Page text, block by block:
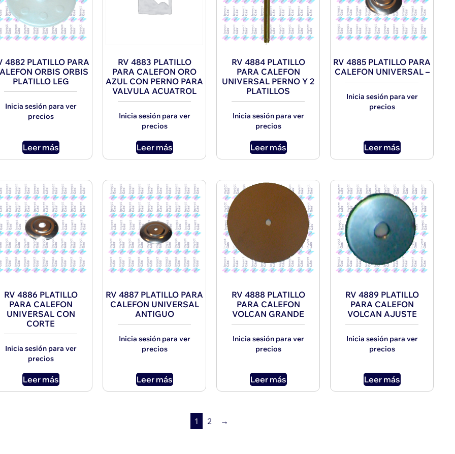
4882 PLATILLO PARA
ORBIS ORBIS
PLATILLO LEG
Inicia sesión para ver
precios
Leer más
RV 4883 PLATILLO
PARA CALEFON ORO
AZUL CON PERNO PARA
VALVULA ACUATROL
Inicia sesión para ver
precios
Leer más
RV 4884 PLATILLO
PARA CALEFON
UNIVERSAL PERNO Y 2
PLATILLOS
Inicia sesión para ver
precios
Leer más
RV 4885 PLATILLO PARA
CALEFON UNIVERSAL –
Inicia sesión para ver
precios
Leer más
RV 4886 PLATILLO
PARA CALEFON
UNIVERSAL CON
CORTE
Inicia sesión para ver
precios
Leer más
RV 4887 PLATILLO PARA
CALEFON UNIVERSAL
ANTIGUO
Inicia sesión para ver
precios
Leer más
RV 4888 PLATILLO
PARA CALEFON
VOLCAN GRANDE
Inicia sesión para ver
precios
Leer más
RV 4889 PLATILLO
PARA CALEFON
VOLCAN AJUSTE
Inicia sesión para ver
precios
Leer más
1 2 →